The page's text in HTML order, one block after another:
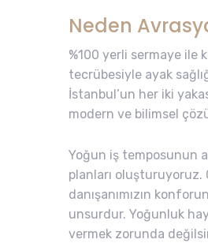
Neden
%100 yerli sermaye ile
tecrübesiyle ayak
İstanbul’un her iki
modern ve bilimsel
Yoğun iş temposunun
planları oluşturuyoruz.
danışanımızın
unsurdur. Yoğunluk
vermek zorunda